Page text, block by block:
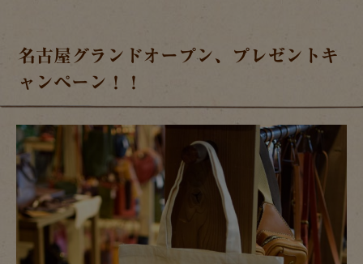
名古屋グランドオープン、プレゼントキ
ャンペーン！！